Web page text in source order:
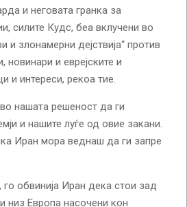
и неговата гранка за
силите Кудс, беа вклучени во
и злонамерни дејствија“ против
новинари и еврејските и
и интереси, рекоа тие.
нашата решеност да ги
и нашите луѓе од овие закани.
Иран мора веднаш да ги запре
обвинија Иран дека стои зад
низ Европа насочени кон